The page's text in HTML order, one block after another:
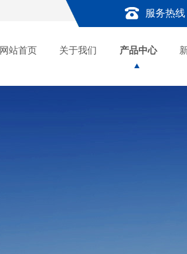
服务热线
网站首页 关于我们 产品中心